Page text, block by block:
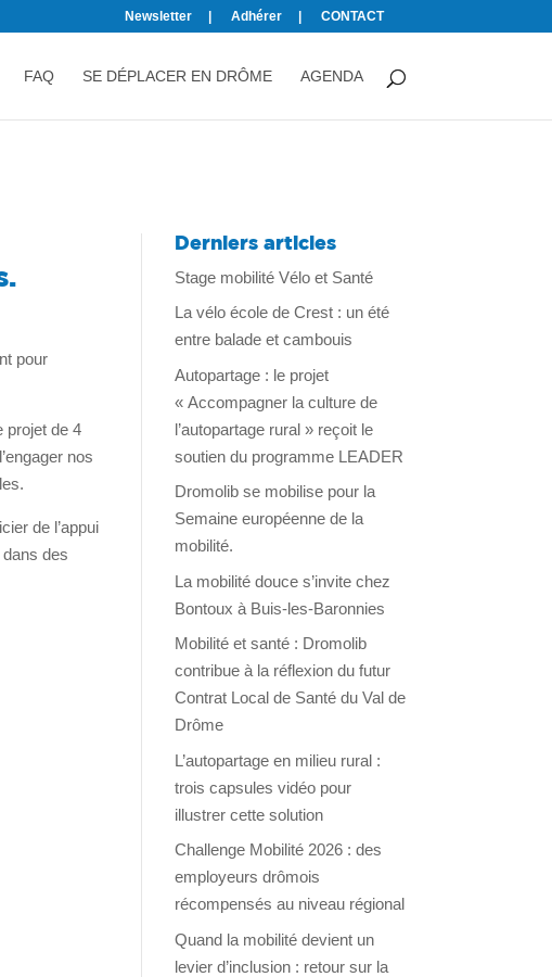
Newsletter Adhérer CONTACT
FAQ SE DÉPLACER EN DRÔME AGENDA
pour
projet de 4
nos
de l’appui
des
Derniers articles
Stage mobilité Vélo et Santé
La vélo école de Crest : un été
entre balade et cambouis
Autopartage : le projet
« Accompagner la culture de
l’autopartage rural » reçoit le
soutien du programme LEADER
Dromolib se mobilise pour la
Semaine européenne de la
mobilité.
La mobilité douce s’invite chez
Bontoux à Buis-les-Baronnies
Mobilité et santé : Dromolib
contribue à la réflexion du futur
Contrat Local de Santé du Val de
Drôme
L’autopartage en milieu rural :
trois capsules vidéo pour
illustrer cette solution
Challenge Mobilité 2026 : des
employeurs drômois
récompensés au niveau régional
Quand la mobilité devient un
levier d’inclusion : retour sur la